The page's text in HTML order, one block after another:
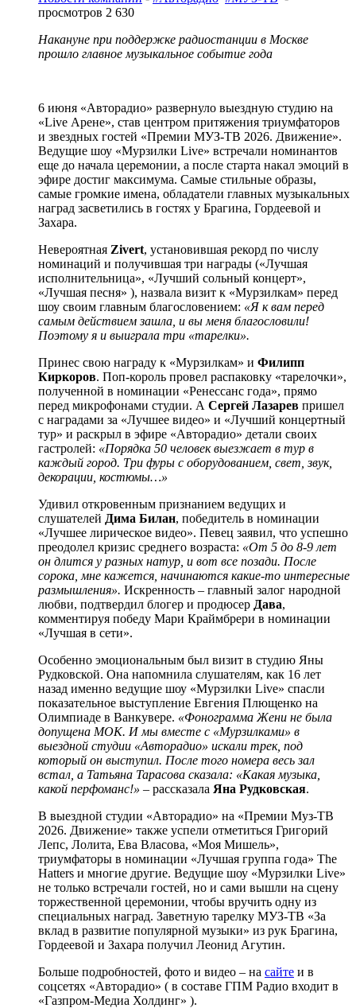
просмотров 2 630
Накануне при поддержке радиостанции в Москве
прошло главное музыкальное событие года
6 июня «Авторадио» развернуло выездную студию на
«Live Арене», став центром притяжения триумфаторов
и звездных гостей «Премии МУЗ-ТВ 2026. Движение».
Ведущие шоу «Мурзилки Live» встречали номинантов
еще до начала церемонии, а после старта накал эмоций в
эфире достиг максимума. Самые стильные образы,
самые громкие имена, обладатели главных музыкальных
наград засветились в гостях у Брагина, Гордеевой и
Захара.
Невероятная Zivert, установившая рекорд по числу
номинаций и получившая три награды («Лучшая
исполнительница», «Лучший сольный концерт»,
«Лучшая песня» ), назвала визит к «Мурзилкам» перед
шоу своим главным благословением: «Я к вам перед
самым действием зашла, и вы меня благословили!
Поэтому я и выиграла три «тарелки».
Принес свою награду к «Мурзилкам» и Филипп
Киркоров. Поп-король провел распаковку «тарелочки»,
полученной в номинации «Ренессанс года», прямо
перед микрофонами студии. А Сергей Лазарев пришел
с наградами за «Лучшее видео» и «Лучший концертный
тур» и раскрыл в эфире «Авторадио» детали своих
гастролей: «Порядка 50 человек выезжает в тур в
каждый город. Три фуры с оборудованием, свет, звук,
декорации, костюмы…»
Удивил откровенным признанием ведущих и
слушателей Дима Билан, победитель в номинации
«Лучшее лирическое видео». Певец заявил, что успешно
преодолел кризис среднего возраста: «От 5 до 8-9 лет
он длится у разных натур, и вот все позади. После
сорока, мне кажется, начинаются какие-то интересные
размышления». Искренность – главный залог народной
любви, подтвердил блогер и продюсер Дава,
комментируя победу Мари Краймбрери в номинации
«Лучшая в сети».
Особенно эмоциональным был визит в студию Яны
Рудковской. Она напомнила слушателям, как 16 лет
назад именно ведущие шоу «Мурзилки Live» спасли
показательное выступление Евгения Плющенко на
Олимпиаде в Ванкувере. «Фонограмма Жени не была
допущена МОК. И мы вместе с «Мурзилками» в
выездной студии «Авторадио» искали трек, под
который он выступил. После того номера весь зал
встал, а Татьяна Тарасова сказала: «Какая музыка,
какой перфоманс!» – рассказала Яна Рудковская.
В выездной студии «Авторадио» на «Премии Муз-ТВ
2026. Движение» также успели отметиться Григорий
Лепс, Лолита, Ева Власова, «Моя Мишель»,
триумфаторы в номинации «Лучшая группа года» The
Hatters и многие другие. Ведущие шоу «Мурзилки Live»
не только встречали гостей, но и сами вышли на сцену
торжественной церемонии, чтобы вручить одну из
специальных наград. Заветную тарелку МУЗ-ТВ «За
вклад в развитие популярной музыки» из рук Брагина,
Гордеевой и Захара получил Леонид Агутин.
Больше подробностей, фото и видео – на сайте и в
соцсетях «Авторадио» ( в составе ГПМ Радио входит в
«Газпром-Медиа Холдинг» ).